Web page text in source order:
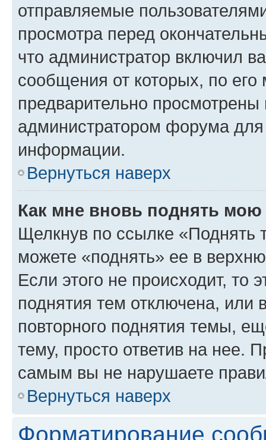
отправляемые
просмотра перед
что администратор включил
сообщения от которых, по
предварительно
администратором форума
информации.
Вернуться наверх
Как мне вновь поднять мою
Щелкнув по ссылке «Поднять
можете «поднять» ее в
Если этого не происходит, то
поднятия тем отключена, или
повторного поднятия темы,
тему, просто ответив на нее.
самым вы не нарушаете
Вернуться наверх
Форматирование